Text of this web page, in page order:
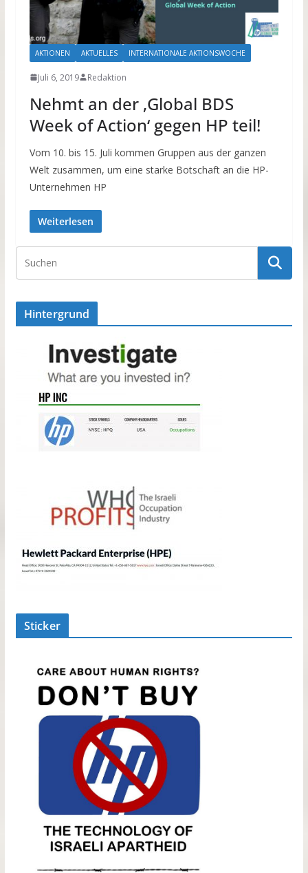
AKTIONEN AKTUELLES INTERNATIONALE AKTIONSWOCHE
Juli 6, 2019 Redaktion
Nehmt an der ‚Global BDS
Week of Action‘ gegen HP teil!
Vom 10. bis 15. Juli kommen Gruppen aus der ganzen
Welt zusammen, um eine starke Botschaft an die HP-
Unternehmen HP
Weiterlesen
Hintergrund
Sticker